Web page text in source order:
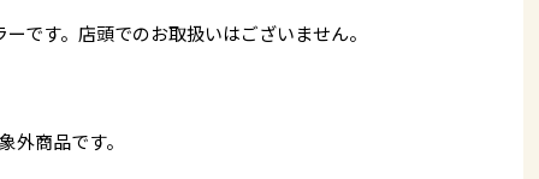
です。店頭でのお取扱いはございません。
外商品です。